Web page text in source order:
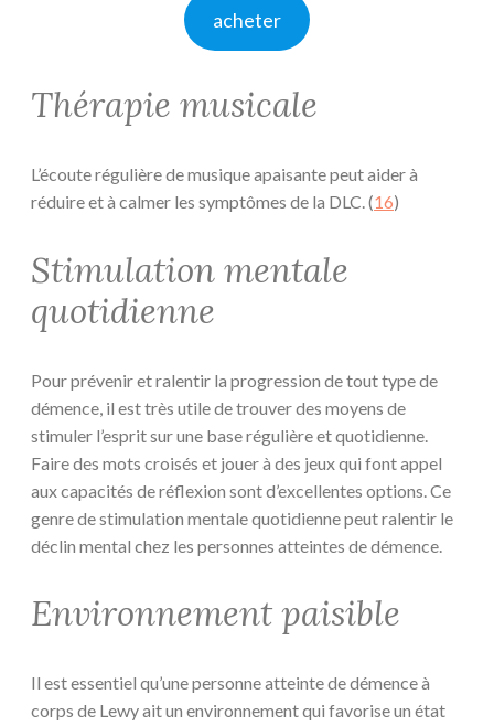
acheter
Thérapie musicale
L’écoute régulière de musique apaisante peut aider à
réduire et à calmer les symptômes de la DLC. (16)
Stimulation mentale
quotidienne
Pour prévenir et ralentir la progression de tout type de
démence, il est très utile de trouver des moyens de
stimuler l’esprit sur une base régulière et quotidienne.
Faire des mots croisés et jouer à des jeux qui font appel
aux capacités de réflexion sont d’excellentes options. Ce
genre de stimulation mentale quotidienne peut ralentir le
déclin mental chez les personnes atteintes de démence.
Environnement paisible
Il est essentiel qu’une personne atteinte de démence à
corps de Lewy ait un environnement qui favorise un état